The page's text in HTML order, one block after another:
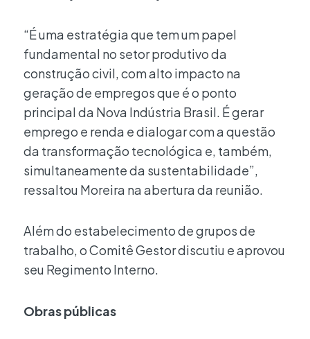
“É uma estratégia que tem um papel
fundamental no setor produtivo da
construção civil, com alto impacto na
geração de empregos que é o ponto
principal da Nova Indústria Brasil. É gerar
emprego e renda e dialogar com a questão
da transformação tecnológica e, também,
simultaneamente da sustentabilidade”,
ressaltou Moreira na abertura da reunião.
Além do estabelecimento de grupos de
trabalho, o Comitê Gestor discutiu e aprovou
seu Regimento Interno.
Obras públicas